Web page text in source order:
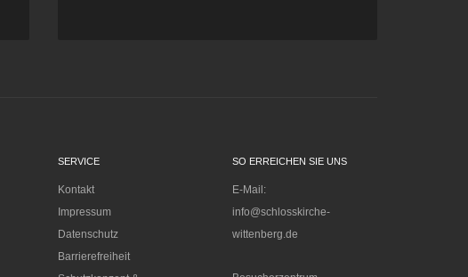
SERVICE
Kontakt
Impressum
Datenschutz
Barrierefreiheit
SO ERREICHEN SIE UNS
E-Mail:
info@schlosskirche-
wittenberg.de